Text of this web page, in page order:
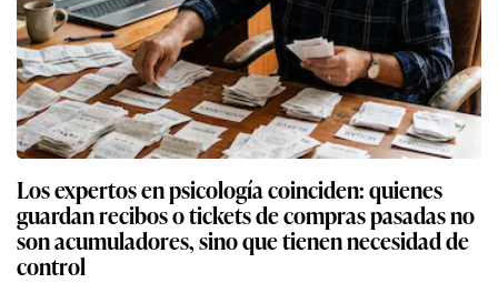
Los expertos en psicología coinciden: quienes
guardan recibos o tickets de compras pasadas no
son acumuladores, sino que tienen necesidad de
control